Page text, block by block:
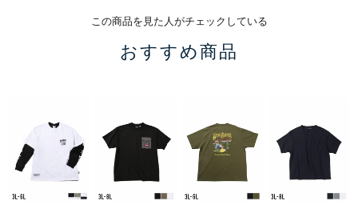
この商品を見た人がチェックしている
おすすめ商品